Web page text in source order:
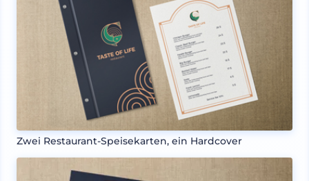
Zwei Restaurant-Speisekarten, ein Hardcover